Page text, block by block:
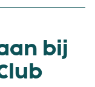
bij